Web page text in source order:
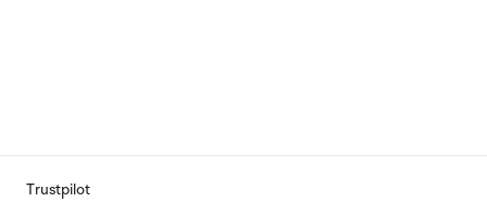
Trustpilot